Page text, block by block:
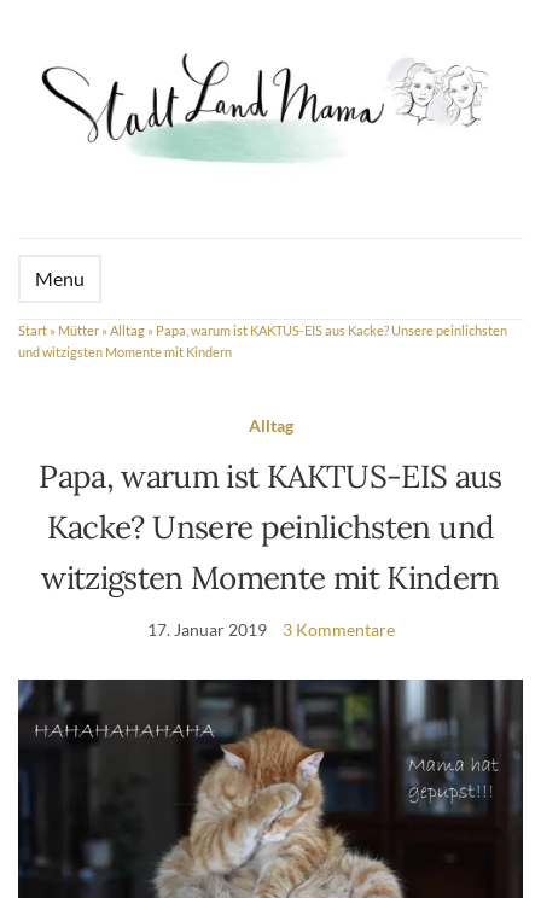
Menu
Start » Mütter » Alltag » Papa, warum ist KAKTUS-EIS aus Kacke? Unsere peinlichsten
und witzigsten Momente mit Kindern
Alltag
Papa, warum ist KAKTUS-EIS aus
Kacke? Unsere peinlichsten und
witzigsten Momente mit Kindern
17. Januar 2019 3 Kommentare